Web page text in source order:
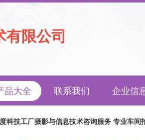
有限公司
品大全 联系我们 企业信
科技工厂摄影与信息技术咨询服务 专业车间